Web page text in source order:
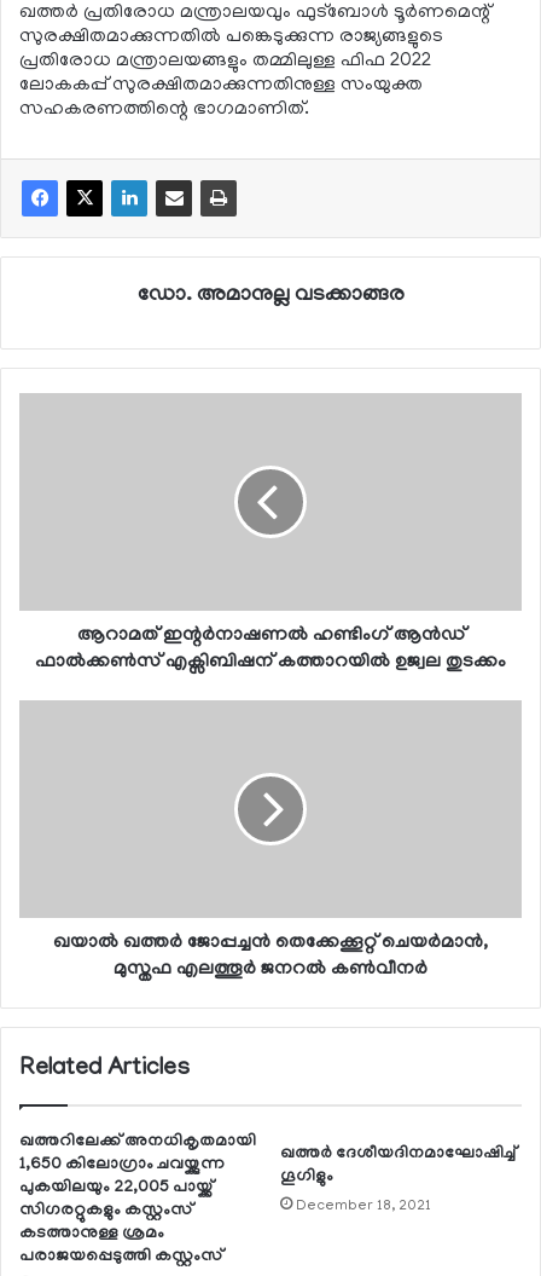
ഖത്തര്‍ പ്രതിരോധ മന്ത്രാലയവും ഫുട്‌ബോള്‍ ടൂര്‍ണമെന്റ്
സുരക്ഷിതമാക്കുന്നതില്‍ പങ്കെടുക്കുന്ന രാജ്യങ്ങളുടെ
പ്രതിരോധ മന്ത്രാലയങ്ങളും തമ്മിലുള്ള ഫിഫ 2022
ലോകകപ്പ് സുരക്ഷിതമാക്കുന്നതിനുള്ള സംയുക്ത
സഹകരണത്തിന്റെ ഭാഗമാണിത്.
ഡോ. അമാനുല്ല വടക്കാങ്ങര
ആറാമത് ഇന്റര്‍നാഷണല്‍ ഹണ്ടിംഗ് ആന്‍ഡ്
ഫാല്‍ക്കണ്‍സ് എക്സിബിഷന് കത്താറയില്‍ ഉജ്വല തുടക്കം
ഖയാല്‍ ഖത്തര്‍ ജോപ്പച്ചന്‍ തെക്കേക്കൂറ്റ് ചെയര്‍മാന്‍,
മുസ്തഫ എലത്തൂര്‍ ജനറല്‍ കണ്‍വീനര്‍
Related Articles
ഖത്തറിലേക്ക് അനധികൃതമായി
1,650 കിലോഗ്രാം ചവയ്ക്കുന്ന
പുകയിലയും 22,005 പായ്ക്ക്
സിഗരറ്റുകളും കസ്റ്റംസ്
കടത്താനുള്ള ശ്രമം
പരാജയപ്പെടുത്തി കസ്റ്റംസ്
ഖത്തര്‍ ദേശീയദിനമാഘോഷിച്ച്
ഗൂഗിളും
December 18, 2021